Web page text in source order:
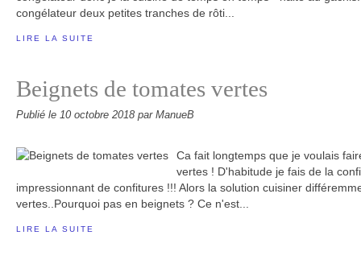
congélateur deux petites tranches de rôti...
LIRE LA SUITE
Beignets de tomates vertes
Publié le 10 octobre 2018 par ManueB
Ca fait longtemps que je voulais
vertes ! D'habitude je fais de la
impressionnant de confitures !!! Alors la solution cuisiner
vertes..Pourquoi pas en beignets ? Ce n'est...
LIRE LA SUITE